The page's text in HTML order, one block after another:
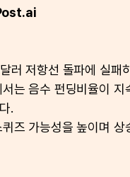
러 저항선 돌파에 실패
는 음수 펀딩비율이 지
.
즈 가능성을 높이며 상